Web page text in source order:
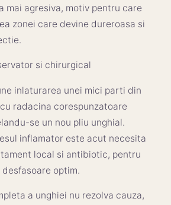
mai agresiva, motiv pentru care
zonei care devine dureroasa si
si chirurgical
inlaturarea unei mici parti din
radacina corespunzatoare
se un nou pliu unghial.
inflamator este acut necesita
local si antibiotic, pentru
optim.
a unghiei nu rezolva cauza,